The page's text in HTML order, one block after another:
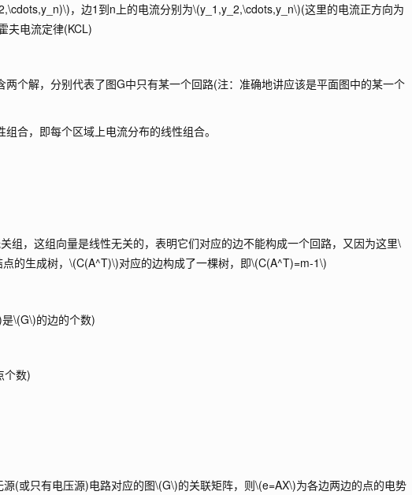
，边1到n上的电流分别为\(y_1,y_2,\cdots,y_n\)(这里的电流正方向为
夫电流定律(KCL)
两个解，分别代表了图G中只有某一个回路(注：准确地讲应该是平面图中的某一个
合，即每个区域上电流分布的线性组合。
组，这组向量是线性无关的，表明它们对应的边不能构成一个回路，又因为这里\
的生成树，\(C(A^T)\)对应的边构成了一棵树，即\(C(A^T)=m-1\)
是\(G\)的边的个数)
个数)
源(或只有电压源)电路对应的图\(G\)的关联矩阵，则\(e=AX\)为各边两边的点的电势